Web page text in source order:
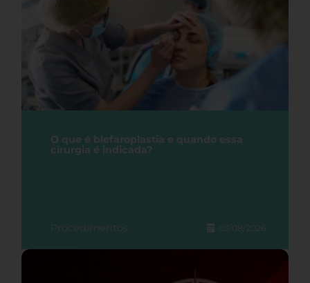
O que é blefaroplastia e quando essa
cirurgia é indicada?
Procedimentos 03/08/2026